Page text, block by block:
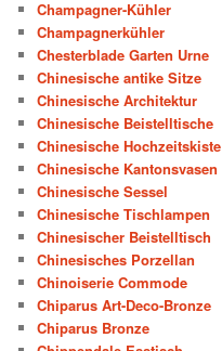
Champagner-Kühler
Champagnerkühler
Chesterblade Garten Urne
Chinesische antike Sitze
Chinesische Architektur
Chinesische Beistelltische
Chinesische Hochzeitskiste
Chinesische Kantonsvasen
Chinesische Sessel
Chinesische Tischlampen
Chinesischer Beistelltisch
Chinesisches Porzellan
Chinoiserie Commode
Chiparus Art-Deco-Bronze
Chiparus Bronze